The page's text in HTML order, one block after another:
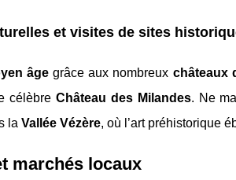
et visites de sites
âgegrâce aux nombreux châteaux
célèbre Château des Milandes. Ne
la Vallée Vézère, où l’art préhistorique
marchés locaux